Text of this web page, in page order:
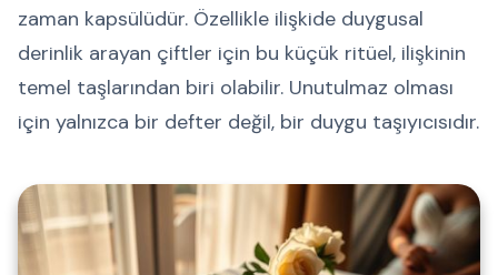
zaman kapsülüdür. Özellikle ilişkide duygusal
derinlik arayan çiftler için bu küçük ritüel, ilişkinin
temel taşlarından biri olabilir. Unutulmaz olması
için yalnızca bir defter değil, bir duygu taşıyıcısıdır.